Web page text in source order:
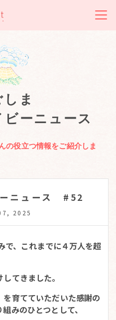
ま
ビーニュース
の役立つ情報をご紹介しま
ーニュース #52
2025
で、これまでに４万人を超
てきました。
育てていただいた感謝の
みのひとつとして、